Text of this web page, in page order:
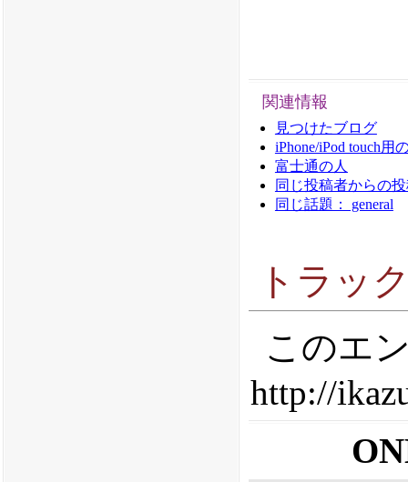
関連情報
見つけたブログ
iPhone/iPod touch用
富士通の人
同じ投稿者からの投
同じ話題： general
トラッ
このエ
http://